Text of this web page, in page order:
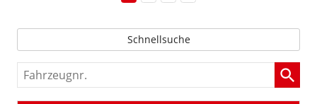
Schnellsuche
Fahrzeugnr.